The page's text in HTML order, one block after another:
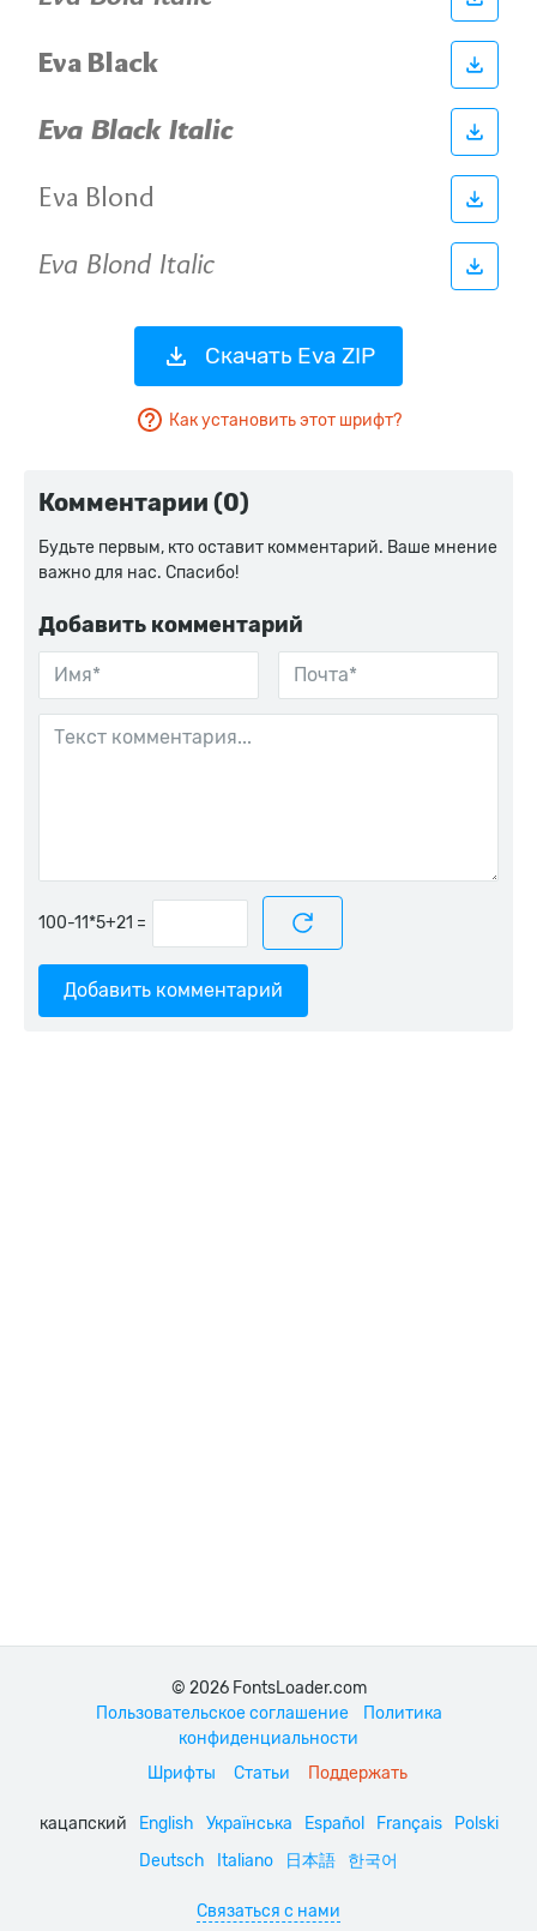
Скачать Eva ZIP
Как установить этот шрифт?
Комментарии (0)
Будьте первым, кто оставит комментарий. Ваше мнение
важно для нас. Спасибо!
Добавить комментарий
=
Добавить комментарий
© 2026 FontsLoader.com
Пользовательское соглашение
Политика
конфиденциальности
Шрифты
Статьи Поддержать
кацапский English Українська Español Français
Polski
Deutsch
Italiano 日本語 한국어
Связаться с нами